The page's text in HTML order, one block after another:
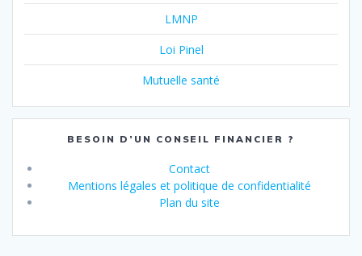
LMNP
Loi Pinel
Mutuelle santé
BESOIN D’UN CONSEIL FINANCIER ?
Contact
Mentions légales et politique de confidentialité
Plan du site